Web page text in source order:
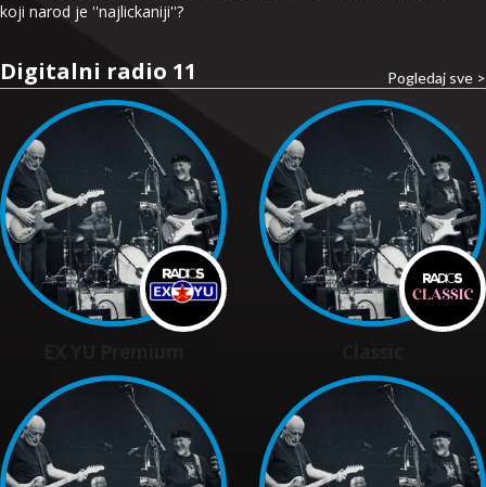
koji narod je ''najlickaniji''?
Digitalni radio 11 Pogledaj sve >